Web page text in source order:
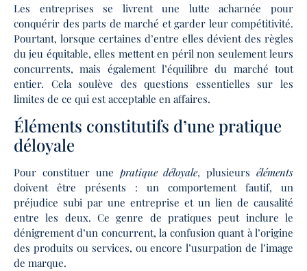
Les entreprises se livrent une lutte acharnée pour
conquérir des parts de marché et garder leur compétitivité.
Pourtant, lorsque certaines d’entre elles dévient des règles
du jeu équitable, elles mettent en péril non seulement leurs
concurrents, mais également l’équilibre du marché tout
entier. Cela soulève des questions essentielles sur les
limites de ce qui est acceptable en affaires.
Éléments constitutifs d’une pratique
déloyale
Pour constituer une pratique déloyale, plusieurséléments
doivent être présents : un comportement fautif, un
préjudice subi par une entreprise et un lien de causalité
entre les deux. Ce genre de pratiques peut inclure le
dénigrement d’un concurrent, la confusion quant à l’origine
des produits ou services, ou encore l’usurpation de l’image
de marque.